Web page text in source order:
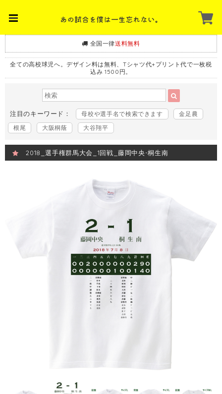
全国一律送料無料
全ての高校球児へ。デザイン料は無料、Tシャツ代+プリント代で一枚税
込み 1500円。
注目のキーワード： 母校や選手名で検索できます
金足農
根尾
大阪桐蔭 大谷翔平
2018_選手権群馬大会_1回戦_藤岡中央-桐生南